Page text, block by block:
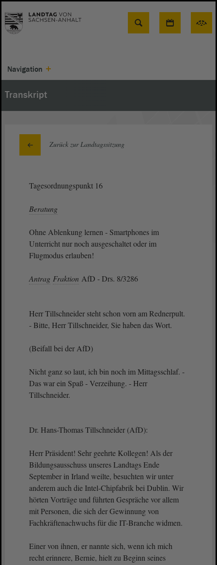
Suche
Navigation
Transkript
Zurück zur Landtagssitzung
Tagesordnungspunkt 16
Beratung
Ohne Ablenkung lernen - Smartphones im
Unterricht nur noch ausgeschaltet oder im
Flugmodus erlauben!
Antrag Fraktion AfD - Drs. 8/3286
Herr Tillschneider steht schon vorn am Rednerpult.
- Bitte, Herr Tillschneider, Sie haben das Wort.
(Beifall bei der AfD)
Nicht ganz so laut, ich bin noch im Mittagsschlaf. -
Das war ein Spaß - Verzeihung. - Herr
Tillschneider.
Dr. Hans-Thomas Tillschneider (AfD):
Herr Präsident! Sehr geehrte Kollegen! Als der
Bildungsausschuss unseres Landtags Ende
September in Irland weilte, besuchten wir unter
anderem auch die Intel-Chipfabrik bei Dublin. Wir
hörten Vorträge und führten Gespräche vor allem
mit Personen, die sich der Gewinnung von
Fachkräftenachwuchs für die IT-Branche widmen.
Einer von ihnen, er nannte sich, wenn ich mich
recht erinnere, Bernie, hielt zu Beginn seines